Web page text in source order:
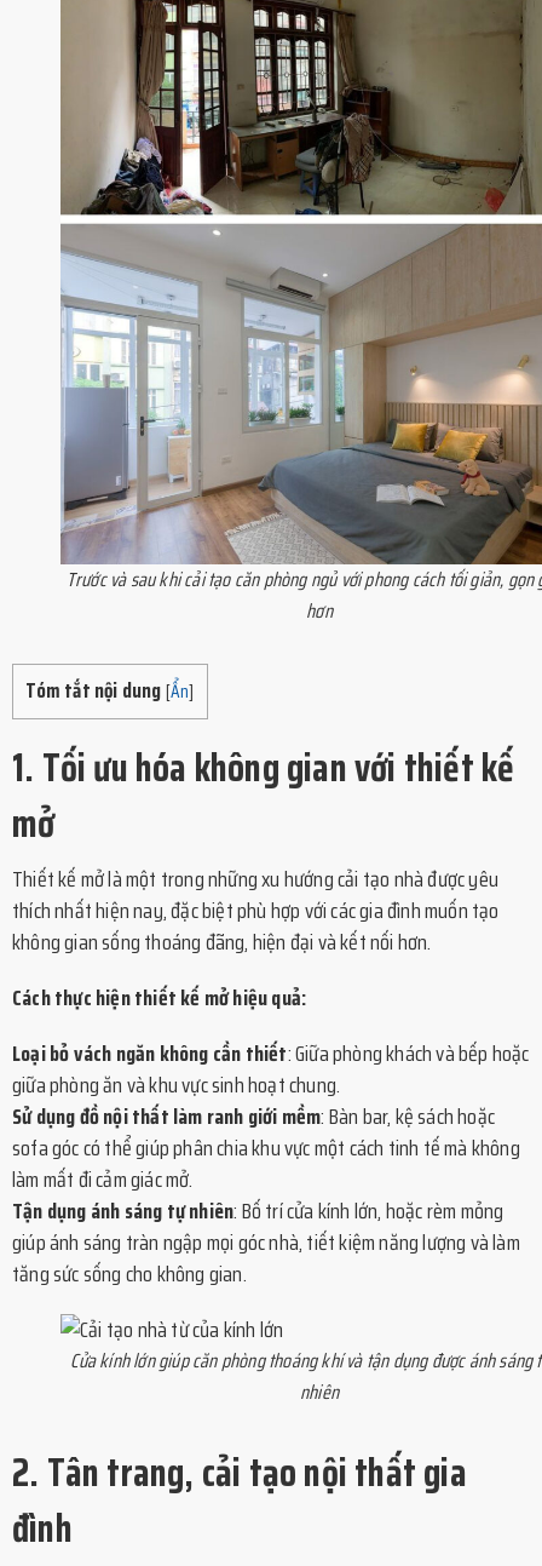
Trước và sau khi cải tạo căn phòng ngủ với phong cách tối giản, gọn
hơn
Tóm tắt nội dung[Ẩn]
1. Tối ưu hóa không gian với thiết kế
mở
Thiết kế mở là một trong những xu hướng cải tạo nhà được yêu
thích nhất hiện nay, đặc biệt phù hợp với các gia đình muốn tạo
không gian sống thoáng đãng, hiện đại và kết nối hơn.
Cách thực hiện thiết kế mở hiệu quả:
Loại bỏ vách ngăn không cần thiết: Giữa phòng khách và bếp hoặc
giữa phòng ăn và khu vực sinh hoạt chung.
Sử dụng đồ nội thất làm ranh giới mềm: Bàn bar, kệ sách hoặc
sofa góc có thể giúp phân chia khu vực một cách tinh tế mà không
làm mất đi cảm giác mở.
Tận dụng ánh sáng tự nhiên: Bố trí cửa kính lớn, hoặc rèm mỏng
giúp ánh sáng tràn ngập mọi góc nhà, tiết kiệm năng lượng và làm
tăng sức sống cho không gian.
Cửa kính lớn giúp căn phòng thoáng khí và tận dụng được ánh sáng
nhiên
2. Tân trang, cải tạo nội thất gia
đình